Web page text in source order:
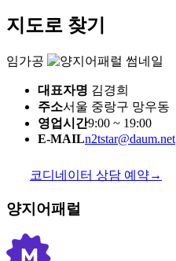
지도로 찾기
임가공
대표자명 김경희
주소서울 중랑구 망우동
영업시간9:00 ~ 19:00
E-MAILn2tstar@daum.net
코디네이터 상담 예약→
양지어패럴